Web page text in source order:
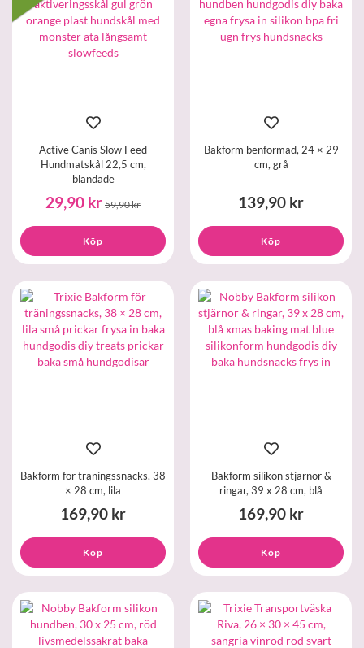
Active Canis Slow Feed
Hundmatskål 22,5 cm,
blandade
29,90 kr 59,90 kr
Köp
Bakform benformad, 24 × 29
cm, grå
139,90 kr
Köp
Bakform för träningssnacks, 38
× 28 cm, lila
169,90 kr
Köp
Bakform silikon stjärnor &
ringar, 39 x 28 cm, blå
169,90 kr
Köp